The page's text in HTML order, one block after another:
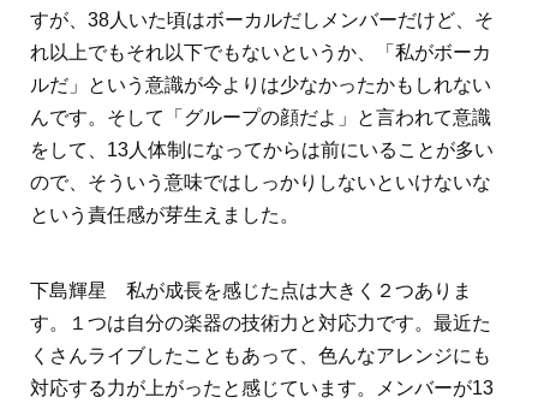
すが、38人いた頃はボーカルだしメンバーだけど、そ
れ以上でもそれ以下でもないというか、「私がボーカ
ルだ」という意識が今よりは少なかったかもしれない
んです。そして「グループの顔だよ」と言われて意識
をして、13人体制になってからは前にいることが多い
ので、そういう意味ではしっかりしないといけないな
という責任感が芽生えました。
下島輝星 私が成長を感じた点は大きく２つありま
す。１つは自分の楽器の技術力と対応力です。最近た
くさんライブしたこともあって、色んなアレンジにも
対応する力が上がったと感じています。メンバーが13